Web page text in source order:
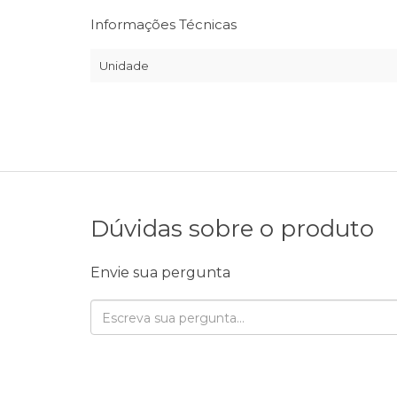
Informações Técnicas
Unidade
Dúvidas sobre o produto
Envie sua pergunta